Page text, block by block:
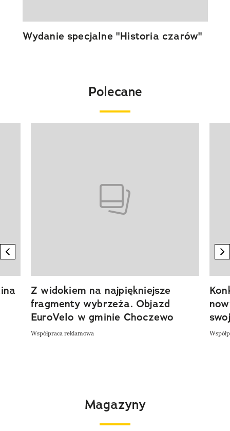
Wydanie specjalne "Historia czarów"
Polecane
previous element
Z widokiem na najpiękniejsze
fragmenty wybrzeża. Objazd
EuroVelo w gminie Choczewo
Współpraca reklamowa
Magazyny